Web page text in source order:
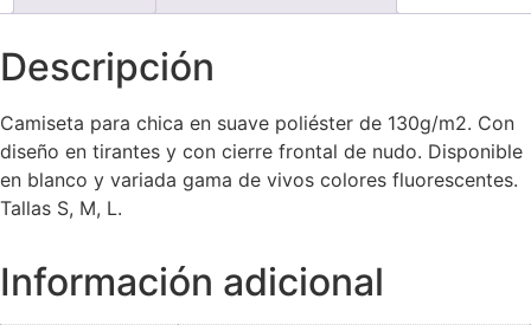
Descripción
Camiseta para chica en suave poliéster de 130g/m2. Con
diseño en tirantes y con cierre frontal de nudo. Disponible
en blanco y variada gama de vivos colores fluorescentes.
Tallas S, M, L.
Información adicional